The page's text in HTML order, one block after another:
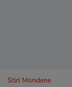
Stiri Mondene